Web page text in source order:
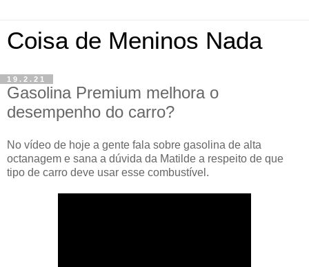
Coisa de Meninos Nada
19.2.21
Gasolina Premium melhora o
desempenho do carro?
No vídeo de hoje a gente fala sobre gasolina de alta
octanagem e sana a dúvida da Matilde a respeito de que
tipo de carro deve usar esse combustível.